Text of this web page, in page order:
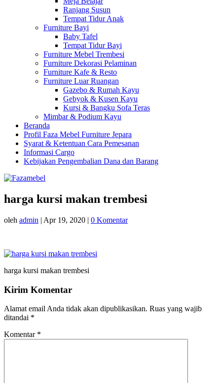
Ranjang Susun
Tempat Tidur Anak
Furniture Bayi
Baby Tafel
Tempat Tidur Bayi
Furniture Mebel Trembesi
Furniture Dekorasi Pelaminan
Furniture Kafe & Resto
Furniture Luar Ruangan
Gazebo & Rumah Kayu
Gebyok & Kusen Kayu
Kursi & Bangku Sofa Teras
Mimbar & Podium Kayu
Beranda
Profil Faza Mebel Furniture Jepara
Syarat & Ketentuan Cara Pemesanan
Informasi Cargo
Kebijakan Pengembalian Dana dan Barang
harga kursi makan trembesi
oleh admin | Apr 19, 2020 | 0 Komentar
harga kursi makan trembesi
Kirim Komentar
Alamat email Anda tidak akan dipublikasikan. Ruas yang wajib
ditandai *
Komentar *